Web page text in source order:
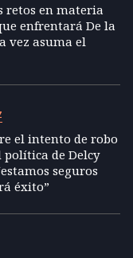
retos en materia
enfrentará De la
vez asuma el
el intento de robo
de Delcy
seguros
éxito”